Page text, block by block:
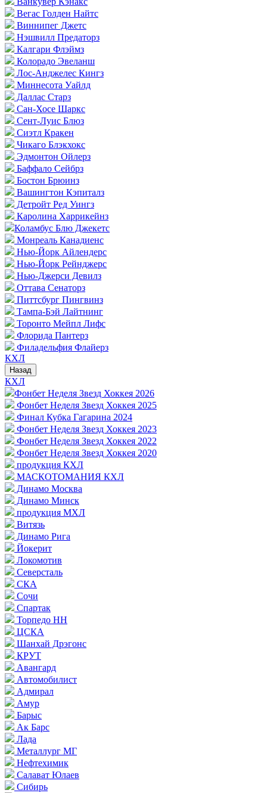
Вегас Голден Найтс
Виннипег Джетс
Нэшвилл Предаторз
Калгари Флэймз
Колорадо Эвеланш
Лос-Анджелес Кингз
Миннесота Уайлд
Даллас Старз
Сан-Хосе Шаркс
Сент-Луис Блюз
Сиэтл Кракен
Чикаго Блэкхокс
Эдмонтон Ойлерз
Баффало Сейбрз
Бостон Брюинз
Вашингтон Кэпиталз
Детройт Ред Уингз
Каролина Харрикейнз
Коламбус Блю Джекетс
Монреаль Канадиенс
Нью-Йорк Айлендерс
Нью-Йорк Рейнджерс
Нью-Джерси Девилз
Оттава Сенаторз
Питтсбург Пингвинз
Тампа-Бэй Лайтнинг
Торонто Мейпл Лифс
Флорида Пантерз
Филадельфия Флайерз
КХЛ
Назад
КХЛ
Фонбет Неделя Звезд Хоккея 2026
Фонбет Неделя Звезд Хоккея 2025
Финал Кубка Гагарина 2024
Фонбет Неделя Звезд Хоккея 2023
Фонбет Неделя Звезд Хоккея 2022
Фонбет Неделя Звезд Хоккея 2020
продукция КХЛ
МАСКОТОМАНИЯ КХЛ
Динамо Москва
Динамо Минск
продукция МХЛ
Витязь
Динамо Рига
Йокерит
Локомотив
Северсталь
СКА
Сочи
Спартак
Торпедо НН
ЦСКА
Шанхай Дрэгонс
КРУТ
Авангард
Автомобилист
Адмирал
Амур
Барыс
Ак Барс
Лада
Металлург МГ
Нефтехимик
Салават Юлаев
Сибирь